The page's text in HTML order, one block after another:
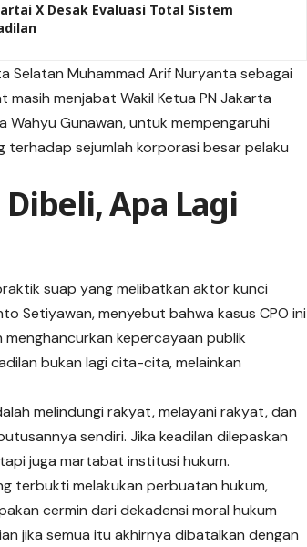
X Desak Evaluasi Total Sistem
Selatan Muhammad Arif Nuryanta sebagai
masih menjabat Wakil Ketua PN Jakarta
Gunawan, untuk mempengaruhi
terhadap sejumlah korporasi besar pelaku
Apa Lagi
suap yang melibatkan aktor kunci
Setiyawan, menyebut bahwa kasus CPO ini
kepercayaan publik
bukan lagi cita-cita, melainkan
melindungi rakyat, melayani rakyat, dan
sendiri. Jika keadilan dilepaskan
juga martabat institusi hukum.
terbukti melakukan perbuatan hukum,
cermin dari dekadensi moral hukum
jika semua itu akhirnya dibatalkan dengan